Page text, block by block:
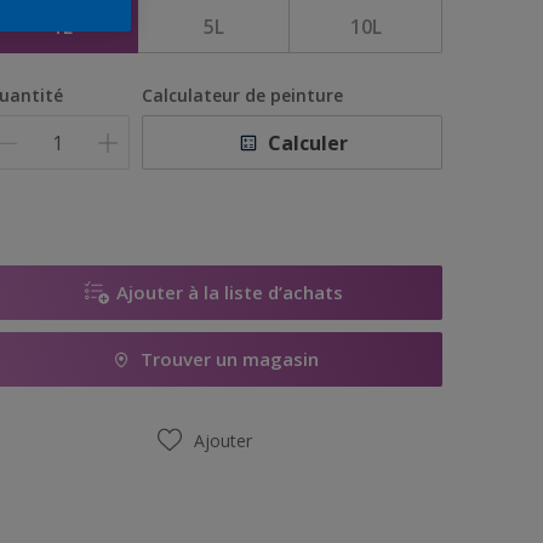
1L 5L 10L
Calculateur de peinture
Calculer
Ajouter à la liste d’achats
Trouver un magasin
Ajouter